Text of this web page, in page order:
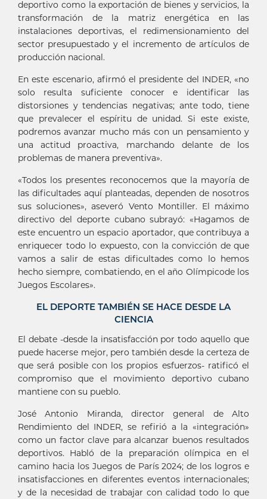
deportivo como la exportación de bienes y servicios, la
transformación de la matriz energética en las
instalaciones deportivas, el redimensionamiento del
sector presupuestado y el incremento de artículos de
producción nacional.
En este escenario, afirmó el presidente del INDER, «no
solo resulta suficiente conocer e identificar las
distorsiones y tendencias negativas; ante todo, tiene
que prevalecer el espíritu de unidad. Si este existe,
podremos avanzar mucho más con un pensamiento y
una actitud proactiva, marchando delante de los
problemas de manera preventiva».
«Todos los presentes reconocemos que la mayoría de
las dificultades aquí planteadas, dependen de nosotros
sus soluciones», aseveró Vento Montiller. El máximo
directivo del deporte cubano subrayó: «Hagamos de
este encuentro un espacio aportador, que contribuya a
enriquecer todo lo expuesto, con la convicción de que
vamos a salir de estas dificultades como lo hemos
hecho siempre, combatiendo, en el año Olímpicode los
Juegos Escolares».
EL DEPORTE TAMBIÉN SE HACE DESDE LA
CIENCIA
El debate -desde la insatisfacción por todo aquello que
puede hacerse mejor, pero también desde la certeza de
que será posible con los propios esfuerzos- ratificó el
compromiso que el movimiento deportivo cubano
mantiene con su pueblo.
José Antonio Miranda, director general de Alto
Rendimiento del INDER, se refirió a la «integración»
como un factor clave para alcanzar buenos resultados
deportivos. Habló de la preparación olímpica en el
camino hacia los Juegos de París 2024; de los logros e
insatisfacciones en diferentes eventos internacionales;
y de la necesidad de trabajar con calidad todo lo que